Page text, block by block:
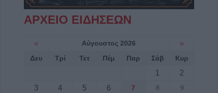
ΑΡΧΕΙΟ ΕΙΔΗΣΕΩΝ
« Αύγουστος 2026 »
Δευ Τρί Τετ Πέμ Παρ Σάβ Κυρ
1
2
3
4 5 6 7 8
9